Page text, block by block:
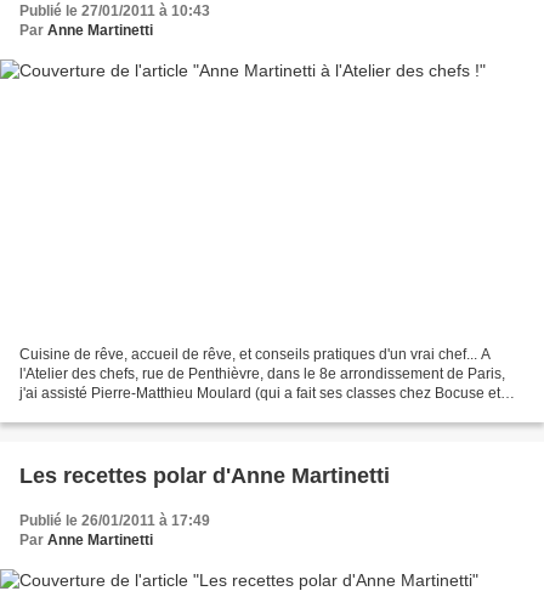
Publié le 27/01/2011 à 10:43
Par Anne Martinetti
Cuisine de rêve, accueil de rêve, et conseils pratiques d'un vrai chef... A
l'Atelier des chefs, rue de Penthièvre, dans le 8e arrondissement de Paris,
j'ai assisté Pierre-Matthieu Moulard (qui a fait ses classes chez Bocuse et
Les recettes polar d'Anne Martinetti
Publié le 26/01/2011 à 17:49
Par Anne Martinetti